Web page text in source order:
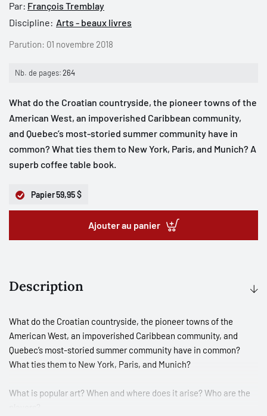
Par: François Tremblay
Discipline: Arts - beaux livres
Parution: 01 novembre 2018
Nb. de pages:264
What do the Croatian countryside, the pioneer towns of the
American West, an impoverished Caribbean community,
and Quebec’s most-storied summer community have in
common? What ties them to New York, Paris, and Munich? A
superb coffee table book.
Papier59,95 $
Ajouter au panier
Description
What do the Croatian countryside, the pioneer towns of the
American West, an impoverished Caribbean community, and
Quebec’s most-storied summer community have in common?
What ties them to New York, Paris, and Munich?
What is popular art? When and where does it arise? Who are the